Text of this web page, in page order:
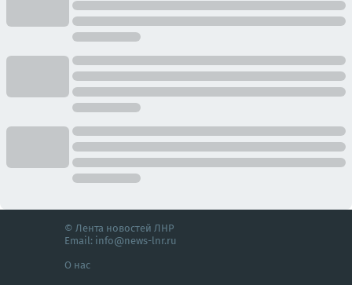
© Лента новостей ЛНР
Email: info@news-lnr.ru
О нас